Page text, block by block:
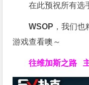
在此预祝所有选
WSOP ，我们
游戏查看噢～
往维加斯之路